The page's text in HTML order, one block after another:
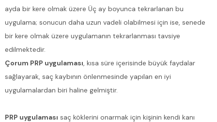
ayda bir kere olmak üzere Üç ay boyunca tekrarlanan bu
uygulama; sonucun daha uzun vadeli olabilmesi için ise, senede
bir kere olmak üzere uygulamanın tekrarlanması tavsiye
edilmektedir.
Çorum PRP uygulaması, kısa süre içerisinde büyük faydalar
sağlayarak, saç kaybının önlenmesinde yapılan en iyi
uygulamalardan biri haline gelmiştir.
PRP uygulaması saç köklerini onarmak için kişinin kendi kanı